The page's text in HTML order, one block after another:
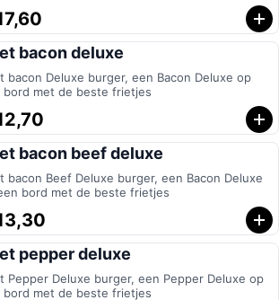
bacon deluxe
bacon Deluxe burger, een Bacon Deluxe op
bord met de beste frietjes
bacon beef deluxe
bacon Beef Deluxe burger, een Bacon Deluxe
bord met de beste frietjes
pepper deluxe
Pepper Deluxe burger, een Pepper Deluxe op
bord met de beste frietjes